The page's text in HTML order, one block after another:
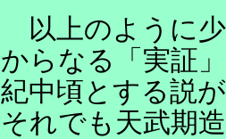
以上のように
からなる「実証
紀中頃とする説
それでも天武期